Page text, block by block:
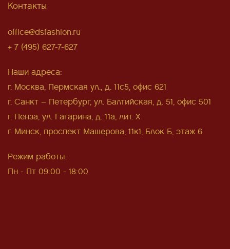
Контакты
office@dsfashion.ru
+ 7 (495) 627-7-627
Наши адреса:
г. Москва, Пермская ул., д. 11с5, офис 621
г. Санкт – Петербург, ул. Балтийская, д. 51, офис 501
г. Пенза, ул. Гагарина, д. 11а, лит. Х
г. Минск, проспект Машерова, 11к1, Блок Б, этаж 6
Режим работы:
Пн - Пт 09:00 - 18:00